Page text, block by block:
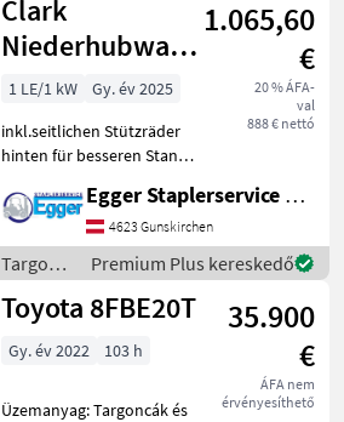
raktártechnika
/ Linde
Clark
Niederhubwagen
LWio15
1.065,60
€
20 % ÁFA-
val
888 € nettó
1 LE/1 kW
Gy. év 2025
inkl.seitlichen Stützräder
hinten für besseren Stand
Üzemanyag: , Emelőerő
(kg): 0 - 1500, Oszlop típusa:
Szabvány Targoncák és
raktártechnika T
Egger Staplerservice GmbH &Co KG
4623 Gunskirchen
Targoncák
és
raktártechnika
Premium Plus kereskedő
Toyota 8FBE20T
35.900
€
ÁFA nem
érvényesíthető
Gy. év 2022 103 h
Üzemanyag: Targoncák és